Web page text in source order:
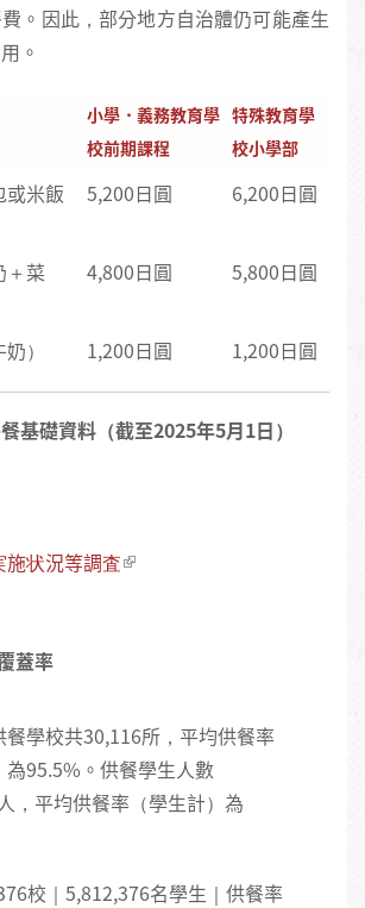
。因此，部分地方自治體仍可能產生
。
小學・義務教育學
校前期課程
特殊教育學
校小學部
或米飯
5,200日圓 6,200日圓
＋菜
4,800日圓 5,800日圓
） 1,200日圓 1,200日圓
基礎資料（截至2025年5月1日）
状況等調査
蓋率
餐學校共30,116所，平均供餐率
為95.5%。供餐學生人數
，平均供餐率（學生計）為
校｜5,812,376名學生｜供餐率